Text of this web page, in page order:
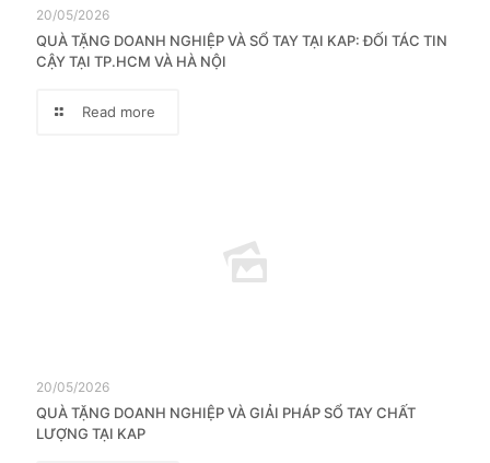
20/05/2026
QUÀ TẶNG DOANH NGHIỆP VÀ SỔ TAY TẠI KAP: ĐỐI TÁC TIN
CẬY TẠI TP.HCM VÀ HÀ NỘI
Read more
20/05/2026
QUÀ TẶNG DOANH NGHIỆP VÀ GIẢI PHÁP SỔ TAY CHẤT
LƯỢNG TẠI KAP